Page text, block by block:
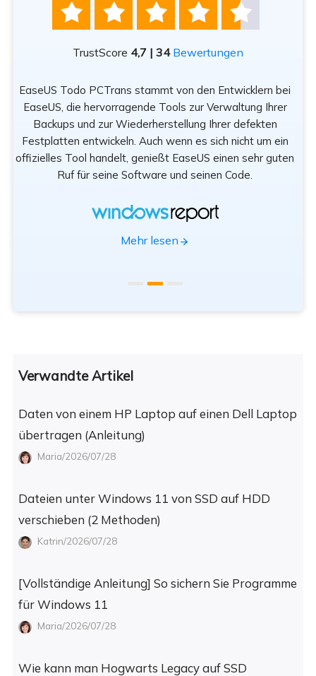
    
TrustScore 4,7 | 34 Bewertungen
EaseUS Todo PCTrans stammt von den Entwicklern bei
EaseUS, die hervorragende Tools zur Verwaltung Ihrer
Backups und zur Wiederherstellung Ihrer defekten
Festplatten entwickeln. Auch wenn es sich nicht um ein
offizielles Tool handelt, genießt EaseUS einen sehr guten
Ruf für seine Software und seinen Code.
Mehr lesen
Verwandte Artikel
Daten von einem HP Laptop auf einen Dell Laptop
übertragen (Anleitung)
Maria/2026/07/28
Dateien unter Windows 11 von SSD auf HDD
verschieben (2 Methoden)
Katrin/2026/07/28
[Vollständige Anleitung] So sichern Sie Programme
für Windows 11
Maria/2026/07/28
Wie kann man Hogwarts Legacy auf SSD